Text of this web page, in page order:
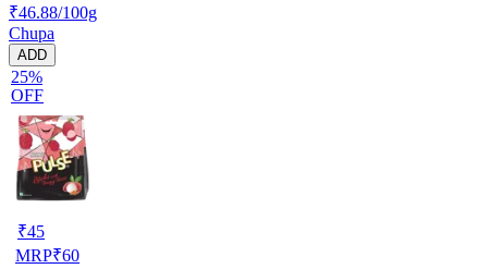
₹46.88/100g
Chupa
ADD
25%
OFF
₹45
MRP₹60